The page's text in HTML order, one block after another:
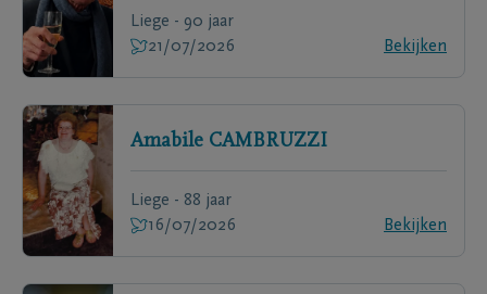
Liege - 90 jaar
21/07/2026
Bekijken
Amabile CAMBRUZZI
Liege - 88 jaar
16/07/2026
Bekijken